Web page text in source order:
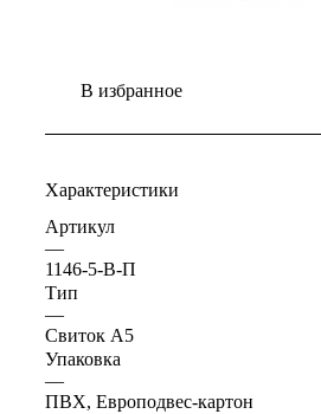
В избранное
Характеристики
Артикул
—
1146-5-В-П
Тип
—
Свиток А5
Упаковка
—
ПВХ, Европодвес-картон